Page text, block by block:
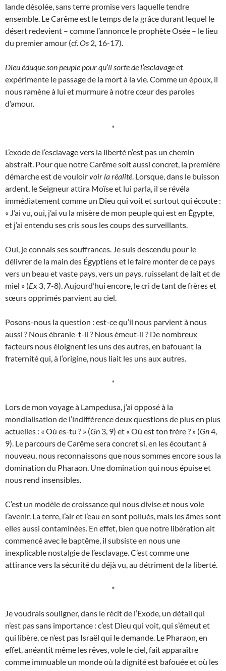
lande désolée, sans terre promise vers laquelle tendre
ensemble. Le Carême est le temps de la grâce durant lequel le
désert redevient – comme l’annonce le prophète Osée – le lieu
du premier amour (cf.Os 2, 16-17).
Dieu éduque son peuple pour qu’il sorte de l’esclavageet
expérimente le passage de la mort à la vie. Comme un époux, il
nous ramène à lui et murmure à notre cœur des paroles
d’amour.
*
L’exode de l’esclavage vers la liberté n’est pas un chemin
abstrait. Pour que notre Carême soit aussi concret, la première
démarche est de vouloirvoir la réalité. Lorsque, dans le buisson
ardent, le Seigneur attira Moïse et lui parla, il se révéla
immédiatement comme un Dieu qui voit et surtout qui écoute :
« J’ai vu, oui, j’ai vu la misère de mon peuple qui est en Égypte,
et j’ai entendu ses cris sous les coups des surveillants.
Oui, je connais ses souffrances. Je suis descendu pour le
délivrer de la main des Égyptiens et le faire monter de ce pays
vers un beau et vaste pays, vers un pays, ruisselant de lait et de
miel » (Ex 3, 7-8). Aujourd’hui encore, le cri de tant de frères et
sœurs opprimés parvient au ciel.
Posons-nous la question : est-ce qu’il nous parvient à nous
aussi ? Nous ébranle-t-il ? Nous émeut-il ? De nombreux
facteurs nous éloignent les uns des autres, en bafouant la
fraternité qui, à l’origine, nous liait les uns aux autres.
*
Lors de mon voyage à Lampedusa, j’ai opposé à la
mondialisation de l’indifférence deux questions de plus en plus
actuelles : « Où es-tu ? » (Gn 3, 9) et « Où est ton frère ? » (Gn4,
9). Le parcours de Carême sera concret si, en les écoutant à
nouveau, nous reconnaissons que nous sommes encore sous la
domination du Pharaon. Une domination qui nous épuise et
nous rend insensibles.
C’est un modèle de croissance qui nous divise et nous vole
l’avenir. La terre, l’air et l’eau en sont pollués, mais les âmes sont
elles aussi contaminées. En effet, bien que notre libération ait
commencé avec le baptême, il subsiste en nous une
inexplicable nostalgie de l’esclavage. C’est comme une
attirance vers la sécurité du déjà vu, au détriment de la liberté.
*
Je voudrais souligner, dans le récit de l’Exode, un détail qui
n’est pas sans importance : c’est Dieu qui voit, qui s’émeut et
qui libère, ce n’est pas Israël qui le demande. Le Pharaon, en
effet, anéantit même les rêves, vole le ciel, fait apparaître
comme immuable un monde où la dignité est bafouée et où les